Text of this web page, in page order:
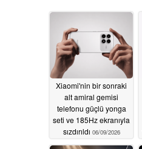
Xiaomi'nin bir sonraki
alt amiral gemisi
telefonu güçlü yonga
seti ve 185Hz ekranıyla
sızdırıldı 06/09/2026